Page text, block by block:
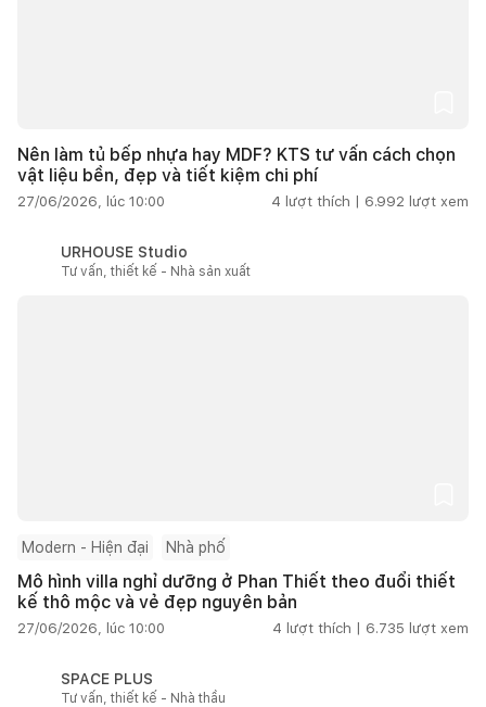
Nên làm tủ bếp nhựa hay MDF? KTS tư vấn cách chọn
vật liệu bền, đẹp và tiết kiệm chi phí
27/06/2026, lúc 10:00 4 lượt thích | 6.992 lượt xem
URHOUSE Studio
Tư vấn, thiết kế - Nhà sản xuất
Modern - Hiện đại Nhà phố
Mô hình villa nghỉ dưỡng ở Phan Thiết theo đuổi thiết
kế thô mộc và vẻ đẹp nguyên bản
27/06/2026, lúc 10:00 4 lượt thích | 6.735 lượt xem
SPACE PLUS
Tư vấn, thiết kế - Nhà thầu